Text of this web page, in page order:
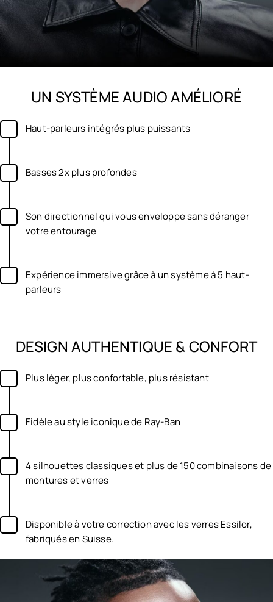
UN SYSTÈME AUDIO AMÉLIORÉ
Haut-parleurs intégrés plus puissants
Basses 2x plus profondes
Son directionnel qui vous enveloppe sans déranger
votre entourage
Expérience immersive grâce à un système à 5 haut-
parleurs
DESIGN AUTHENTIQUE & CONFORT
Plus léger, plus confortable, plus résistant
Fidèle au style iconique de Ray-Ban
4 silhouettes classiques et plus de 150 combinaisons de
montures et verres
Disponible à votre correction avec les verres Essilor,
fabriqués en Suisse.